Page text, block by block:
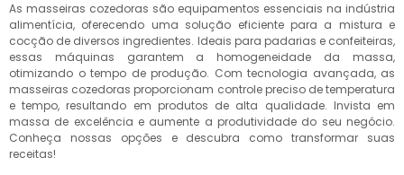
As masseiras cozedoras são equipamentos essenciais na indústria
alimentícia, oferecendo uma solução eficiente para a mistura e
cocção de diversos ingredientes. Ideais para padarias e confeiteiras,
essas máquinas garantem a homogeneidade da massa,
otimizando o tempo de produção. Com tecnologia avançada, as
masseiras cozedoras proporcionam controle preciso de temperatura
e tempo, resultando em produtos de alta qualidade. Invista em
massa de excelência e aumente a produtividade do seu negócio.
Conheça nossas opções e descubra como transformar suas
receitas!